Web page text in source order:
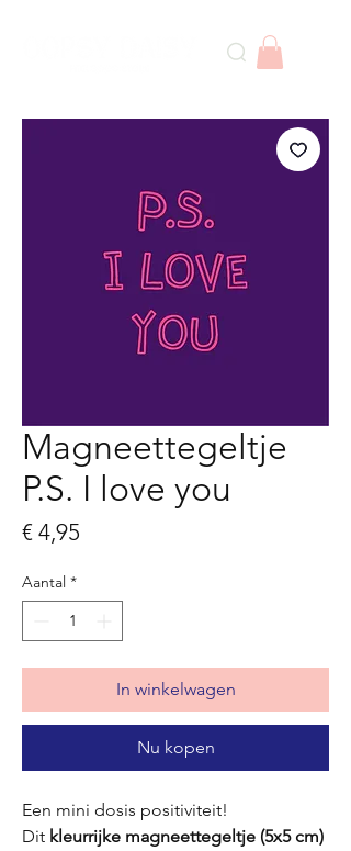
Magneettegeltje
P.S. I love you
€ 4,95
Aantal *
In winkelwagen
Nu kopen
Een mini dosis positiviteit!
Dit kleurrijke magneettegeltje (5x5 cm)